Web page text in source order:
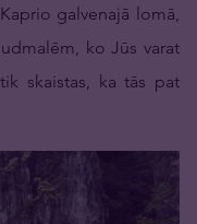
galvenajā lomā,
ko Jūs varat
skaistas, ka tās pat